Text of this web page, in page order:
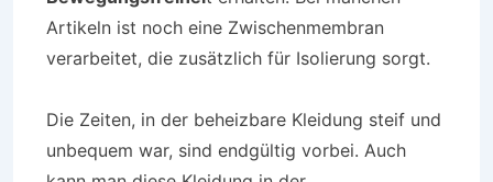
Artikeln ist noch eine Zwischenmembran
verarbeitet, die zusätzlich für Isolierung sorgt.
Die Zeiten, in der beheizbare Kleidung steif und
unbequem war, sind endgültig vorbei. Auch